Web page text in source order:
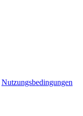
Nutzungsbedingungen